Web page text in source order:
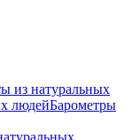
из натуральных
людейБарометры